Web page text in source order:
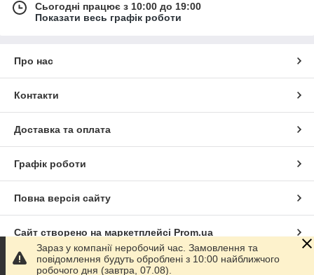
Сьогодні працює з 10:00 до 19:00
Показати весь графік роботи
Про нас
Контакти
Доставка та оплата
Графік роботи
Повна версія сайту
Сайт створено на маркетплейсі Prom.ua
Політика конфіденційності
Зараз у компанії неробочий час. Замовлення та
повідомлення будуть оброблені з 10:00 найближчого
робочого дня (завтра, 07.08).